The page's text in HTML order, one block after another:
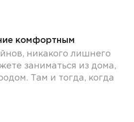
комфортным
никакого лишнего
заниматься из дома,
Там и тогда, когда